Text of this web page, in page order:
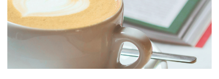
ZURÜCK
Übersetzen
/
Translate
ZURÜCK